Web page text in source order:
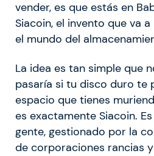
vender, es que estás en
Siacoin, el invento que va
el mundo del
La idea es tan simple que
pasaría si tu disco duro te
espacio que tienes
es exactamente Siacoin. Es
gente, gestionado por la
de corporaciones rancias